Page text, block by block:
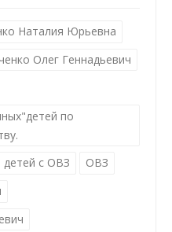
Наталия Юрьевна
Олег Геннадьевич
по
детей с ОВЗ
ОВЗ